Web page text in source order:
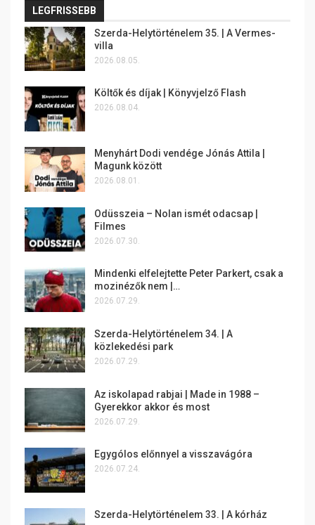
LEGFRISSEBB
Szerda-Helytörténelem 35. | A Vermes-
villa
2026.08.05.
Költők és díjak | Könyvjelző Flash
2026.08.04.
Menyhárt Dodi vendége Jónás Attila |
Magunk között
2026.08.01.
Odüsszeia – Nolan ismét odacsap |
Filmes
2026.07.30.
Mindenki elfelejtette Peter Parkert, csak a
mozinézők nem |…
2026.07.29.
Szerda-Helytörténelem 34. | A
közlekedési park
2026.07.29.
Az iskolapad rabjai | Made in 1988 –
Gyerekkor akkor és most
2026.07.29.
Egygólos előnnyel a visszavágóra
2026.07.24.
Szerda-Helytörténelem 33. | A kórház